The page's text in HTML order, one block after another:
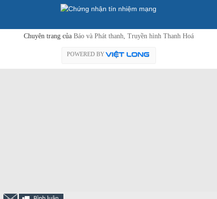
Chuyên trang của Báo và Phát thanh, Truyền hình Thanh Hoá
POWERED BY